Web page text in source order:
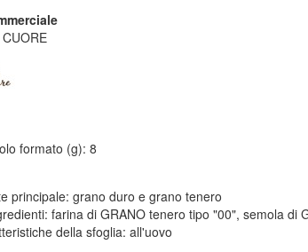
formato (g): 8
principale: grano duro e grano tenero
farina di GRANO tenero tipo "00", semola di
della sfoglia: all'uovo